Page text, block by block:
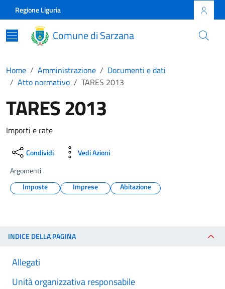
Skip to main content
Comune di Sarzana
Regione Liguria
Comune di Sarzana
Home Amministrazione
Documenti e dati
Atto normativo
TARES 2013
TARES 2013
Importi e rate
Condividi
Vedi Azioni
Argomenti
Imposte
Imprese Abitazione
INDICE DELLA PAGINA
Allegati
Unità organizzativa responsabile